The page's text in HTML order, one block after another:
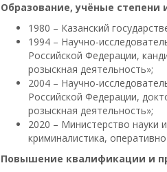
Образование, учёные степени
1980 – Казанский
1994 – Научно-
Российской Федерации,
розыскная деятельность»;
2004 – Научно-
Российской Федерации,
розыскная деятельность»;
2020 – Министерство науки
криминалистика,
Повышение квалификации и